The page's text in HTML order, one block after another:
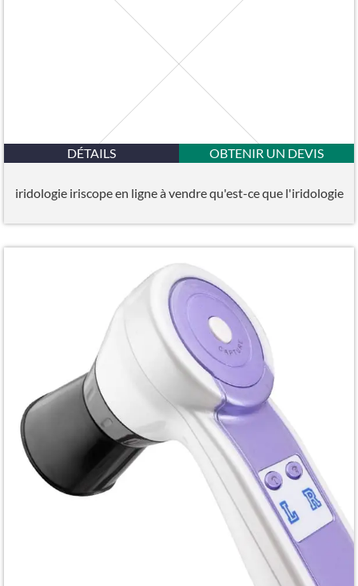
DÉTAILS OBTENIR UN DEVIS
iridologie iriscope en ligne à vendre qu'est-ce que l'iridologie